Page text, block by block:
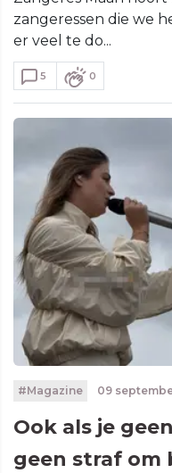
zangeressen die we
er veel te do...
5 0
#Magazine 09
Ook als je
geen straf om